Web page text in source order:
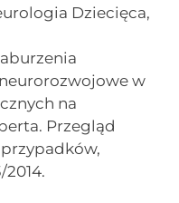
Dziecięca,
w
na
Przegląd